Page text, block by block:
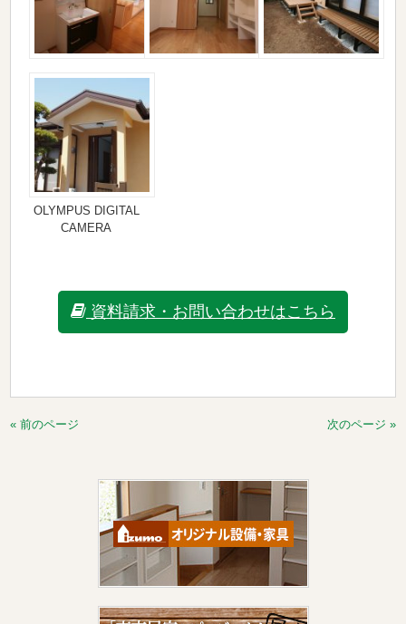
OLYMPUS DIGITAL
CAMERA
資料請求・お問い合わせはこちら
« 前のページ 次のページ »